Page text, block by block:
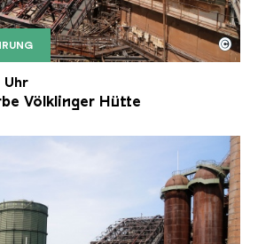
der Völklinger Hütte mit
Völklinger Hütte | Karl
©
Uhr
Völklinger Hütte